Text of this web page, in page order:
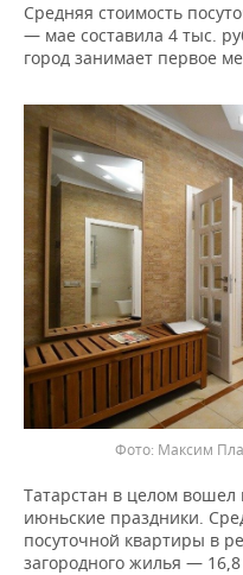
Средняя стоимость
— мае составила 4 тыс.
город занимает первое
Максим
Татарстан в целом
июньские праздники.
посуточной квартиры в
загородного жилья — 16,8